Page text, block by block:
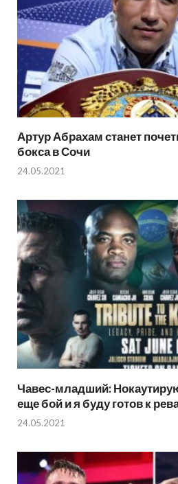
Артур Абрахам станет
бокса в Сочи
24.05.2021
Чавес-младший:
еще бой и я буду готов к
24.05.2021